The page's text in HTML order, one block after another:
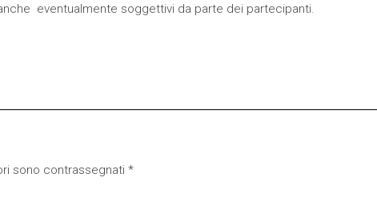
eventualmente soggettivi da parte dei partecipanti.
sono contrassegnati *